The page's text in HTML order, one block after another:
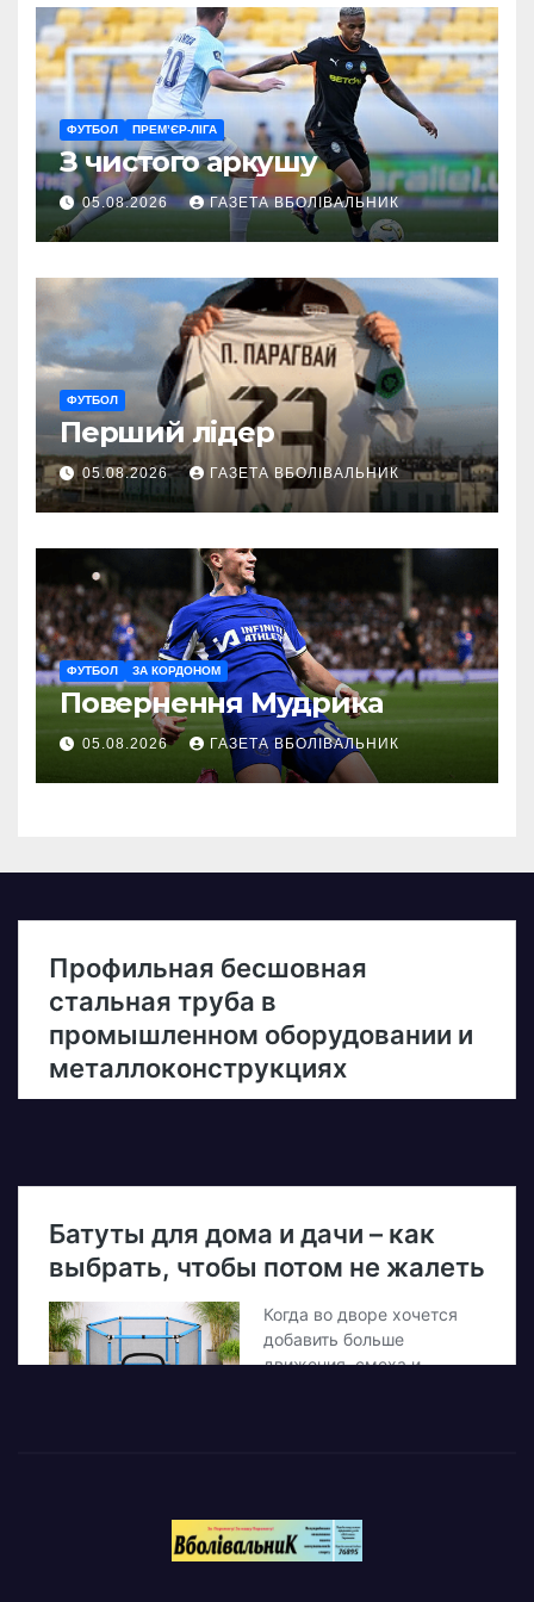
ФУТБОЛ ПРЕМ’ЄР-ЛІГА
З чистого аркушу
05.08.2026 ГАЗЕТА ВБОЛІВАЛЬНИК
ФУТБОЛ
Перший лідер
05.08.2026 ГАЗЕТА ВБОЛІВАЛЬНИК
ФУТБОЛ ЗА КОРДОНОМ
Повернення Мудрика
05.08.2026 ГАЗЕТА ВБОЛІВАЛЬНИК